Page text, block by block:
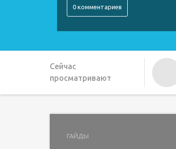
0 комментариев
Сейчас
просматривают
ГАЙДЫ